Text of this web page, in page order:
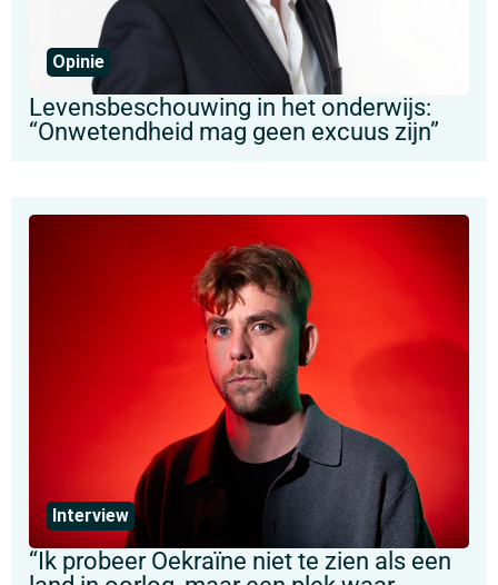
Opinie
Levensbeschouwing in het onderwijs:
“Onwetendheid mag geen excuus zijn”
Interview
“Ik probeer Oekraïne niet te zien als een